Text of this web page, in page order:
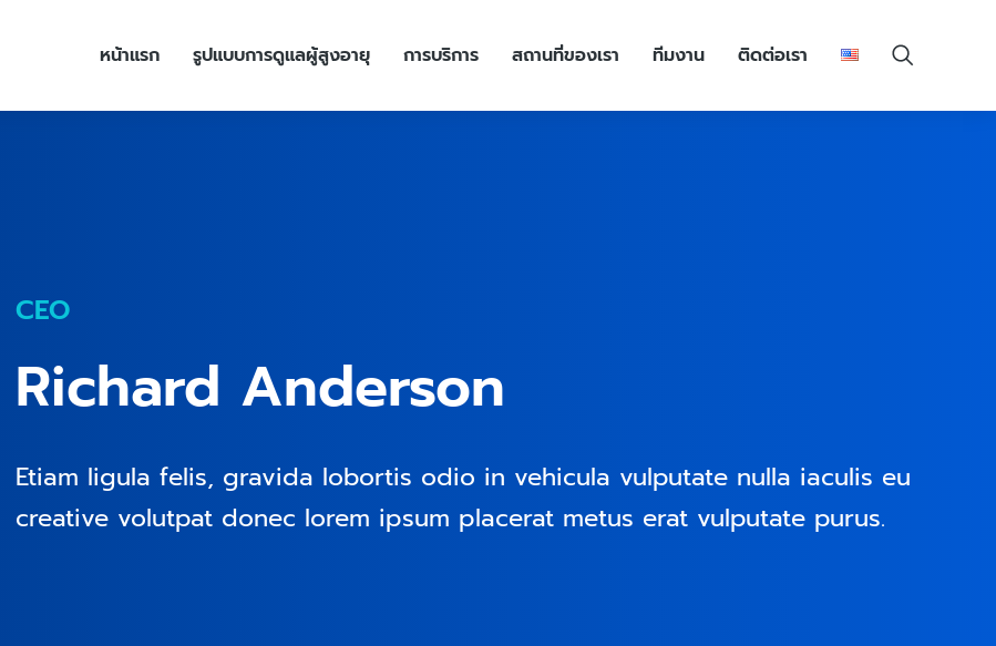
หน้าแรก รูปแบบการดูแลผู้สูงอายุ การบริการ สถานที่ของเรา ทีมงาน ติดต่อเรา
CEO
Richard Anderson
Etiam ligula felis, gravida lobortis odio in vehicula vulputate nulla iaculis eu
creative volutpat donec lorem ipsum placerat metus erat vulputate purus.